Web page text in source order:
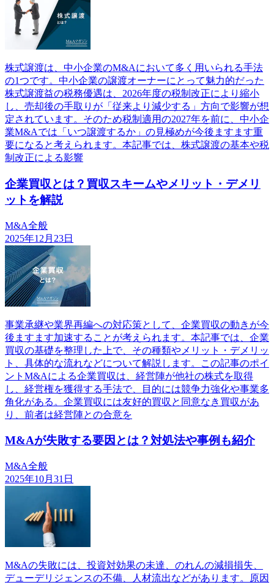
株式譲渡は、中小企業のM&Aにおいて多く用いられる手法
の1つです。中小企業の譲渡オーナーにとって魅力的だった
株式譲渡益の税務優遇は、2026年度の税制改正により縮小
し、売却後の手取りが「従来より減少する」方向で影響が想
定されています。そのため税制適用の2027年を前に、中小企
業M&Aでは「いつ譲渡するか」の見極めが今後ますます重
要になると考えられます。本記事では、株式譲渡の基本や税
制改正による影響
企業買収とは？買収スキームやメリット・デメリ
ットを解説
M&A全般
2025年12月23日
事業承継や業界再編への対応策として、企業買収の動きが今
後ますます加速することが考えられます。本記事では、企業
買収の基礎を整理した上で、その種類やメリット・デメリッ
ト、具体的な流れなどについて解説します。この記事のポイ
ントM&Aによる企業買収は、経営陣が他社の株式を取得
し、経営権を獲得する手法で、目的には競争力強化や事業多
角化がある。企業買収には友好的買収と同意なき買収があ
り、前者は経営陣との合意を
M&Aが失敗する要因とは？対処法や事例も紹介
M&A全般
2025年10月31日
M&Aの失敗には、投資対効果の未達、のれんの減損損失、
デューデリジェンスの不備、人材流出などがあります。原因